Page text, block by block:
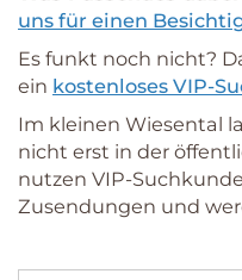
uns für einen
Es funkt noch nicht?
ein kostenloses VIP-
Im kleinen Wiesental
nicht erst in der
nutzen VIP-
Zusendungen und